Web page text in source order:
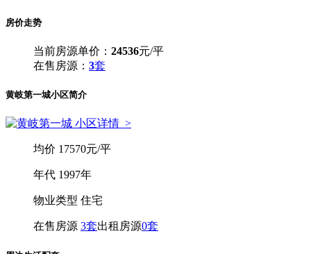
房价走势
当前房源单价： 24536元/平
在售房源： 3套
黄岐第一城小区简介
小区详情 >
均价 17570元/平
年代 1997年
物业类型 住宅
在售房源 3套出租房源0套